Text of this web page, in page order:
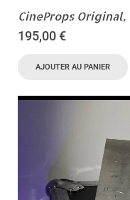
CineProps Original,
195,00€
AJOUTER AU PANIER